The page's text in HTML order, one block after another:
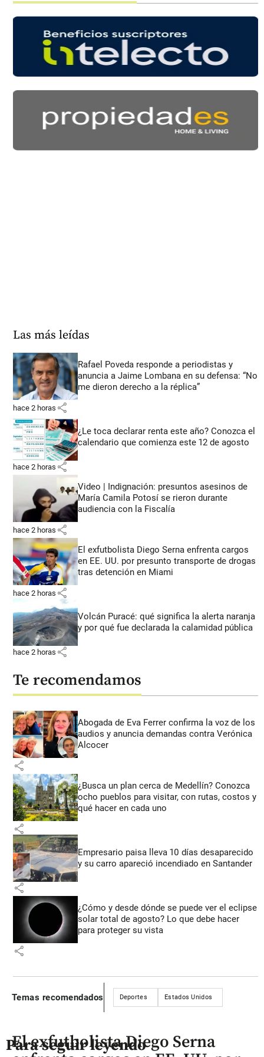
Las más leídas
Rafael Poveda responde a periodistas y
anuncia a Jaime Lombana en su defensa: “No
me dieron derecho a la réplica”
hace 2 horas share
¿Le toca declarar renta este año? Conozca el
calendario que comienza este 12 de agosto
hace 2 horas share
Video | Indignación: presuntos asesinos de
María Camila Potosí se rieron durante
audiencia con la Fiscalía
hace 2 horas share
El exfutbolista Diego Serna enfrenta cargos
en EE. UU. por presunto transporte de drogas
tras detención en Miami
hace 2 horas share
Volcán Puracé: qué significa la alerta naranja
y por qué fue declarada la calamidad pública
hace 2 horas share
Te recomendamos
Abogada de Eva Ferrer confirma la voz de los
audios y anuncia demandas contra Verónica
Alcocer
share
¿Busca un plan cerca de Medellín? Conozca
ocho pueblos para visitar, con rutas, costos y
qué hacer en cada uno
share
Empresario paisa lleva 10 días desaparecido
y su carro apareció incendiado en Santander
share
¿Cómo y desde dónde se puede ver el eclipse
solar total de agosto? Lo que debe hacer
para proteger su vista
share
Temas recomendados Deportes Estados Unidos
Para seguir leyendo
El exfutbolista Diego Serna